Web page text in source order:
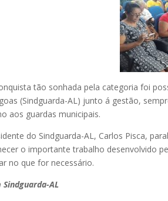
tão sonhada pela categoria foi
(Sindguarda-AL) junto á gestão,
aos guardas municipais.
do Sindguarda-AL, Carlos Pisca,
o importante trabalho desenvolvido
no que for necessário.
Sindguarda-AL